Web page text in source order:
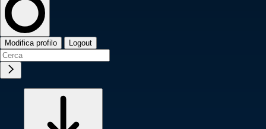
Modifica profilo Logout